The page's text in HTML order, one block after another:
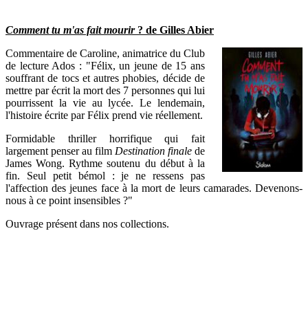
Comment tu m'as fait mourir? de Gilles Abier
Commentaire de Caroline, animatrice du Club
de lecture Ados : "Félix, un jeune de 15 ans
souffrant de tocs et autres phobies, décide de
mettre par écrit la mort des 7 personnes qui lui
pourrissent la vie au lycée. Le lendemain,
l'histoire écrite par Félix prend vie réellement.
Formidable thriller horrifique qui fait
largement penser au film Destination finale de
James Wong. Rythme soutenu du début à la
fin. Seul petit bémol : je ne ressens pas
l'affection des jeunes face à la mort de leurs camarades. Devenons-
nous à ce point insensibles ?"
Ouvrage présent dans nos collections.